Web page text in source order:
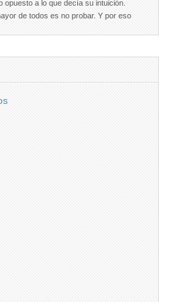
opuesto a lo que decía su intuición.
de todos es no probar. Y por eso